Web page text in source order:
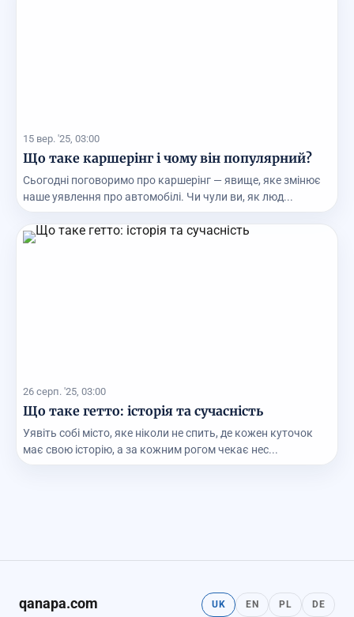
15 вер. '25, 03:00
Що таке каршерінг і чому він популярний?
Сьогодні поговоримо про каршерінг — явище, яке змінює
наше уявлення про автомобілі. Чи чули ви, як люд...
26 серп. '25, 03:00
Що таке гетто: історія та сучасність
Уявіть собі місто, яке ніколи не спить, де кожен куточок
має свою історію, а за кожним рогом чекає нес...
qanapa.com UK EN PL DE